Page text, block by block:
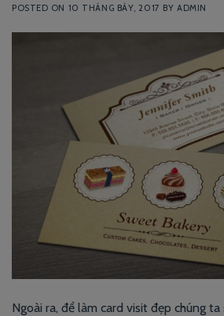
POSTED ON 10 THÁNG BẢY, 2017 BY ADMIN
Ngoài ra, để làm card visit đẹp chúng